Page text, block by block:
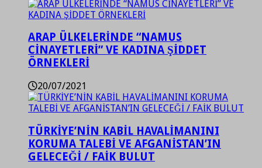
ARAP ÜLKELERİNDE “NAMUS
CİNAYETLERİ” VE KADINA ŞİDDET
ÖRNEKLERİ
20/07/2021
TÜRKİYE’NİN KABİL HAVALİMANINI
KORUMA TALEBİ VE AFGANİSTAN’IN
GELECEĞİ / FAİK BULUT